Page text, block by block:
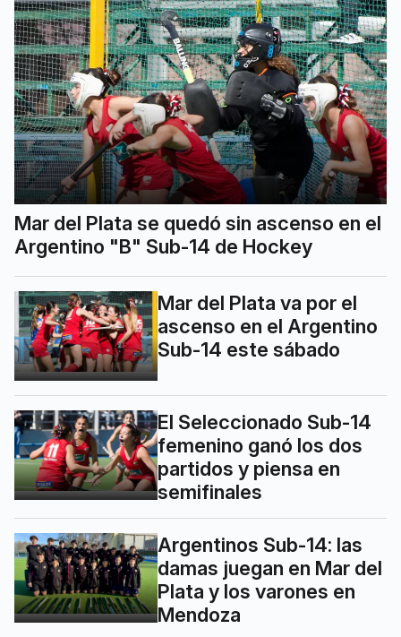
Mar del Plata se quedó sin ascenso en el
Argentino "B" Sub-14 de Hockey
Mar del Plata va por el
ascenso en el Argentino
Sub-14 este sábado
El Seleccionado Sub-14
femenino ganó los dos
partidos y piensa en
semifinales
Argentinos Sub-14: las
damas juegan en Mar del
Plata y los varones en
Mendoza